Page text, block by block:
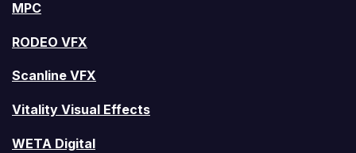
MPC
RODEO VFX
Scanline VFX
Vitality Visual Effects
WETA Digital